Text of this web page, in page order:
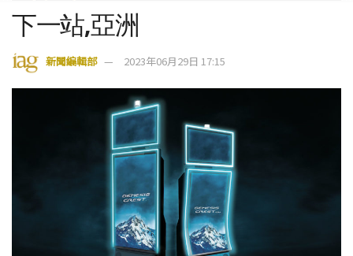
下一站,亞洲
新聞編輯部 2023年06月29日 17:15